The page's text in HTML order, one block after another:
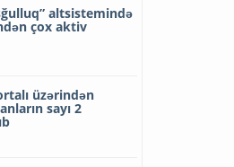
altsistemində
çox aktiv
üzərindən
sayı 2